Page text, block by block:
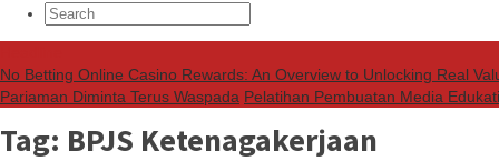
No Betting Online Casino Rewards: An Overview to Unlocking Real
Pariaman Diminta Terus Waspada Pelatihan Pembuatan Media
Tag: BPJS Ketenagakerjaan